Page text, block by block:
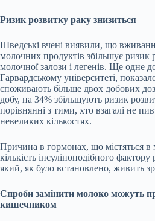
Ризик розвитку раку знизиться
Шведські вчені виявили, що
молочних продуктів збільшує ризик
молочної залози і легенів. Ще одне
Гарвардському університеті,
споживають більше двох добових
добу, на 34% збільшують ризик
порівнянні з тими, хто взагалі не
невеликих кількостях.
Причина в гормонах, що містяться
кількість інсуліноподібного
який, як було встановлено, живить
Спроби замінити молоко можуть
кишечником